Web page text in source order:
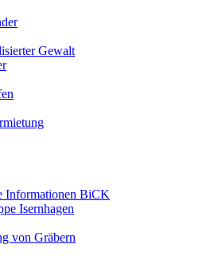
Gewalt
Informationen BiCK
Isernhagen
von Gräbern